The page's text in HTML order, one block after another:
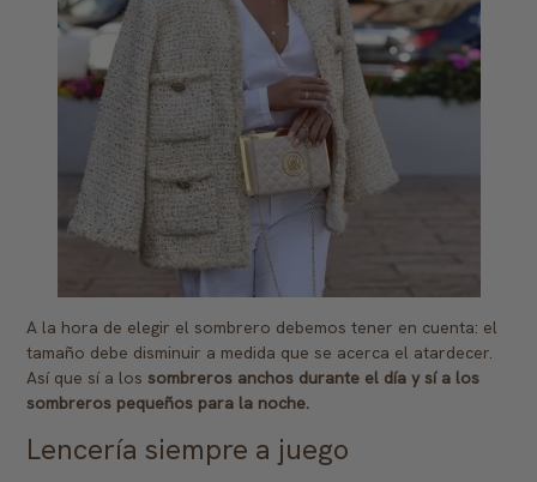
A la hora de elegir el sombrero debemos tener en cuenta: el
tamaño debe disminuir a medida que se acerca el atardecer.
Así que sí a lossombreros anchos durante el día y sí a los
sombreros pequeños para la noche.
Lencería siempre a juego